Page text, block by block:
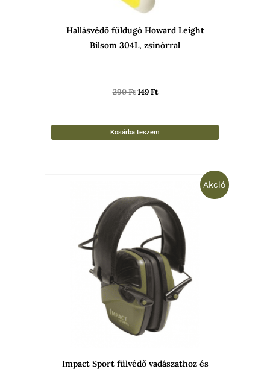
Hallásvédő füldugó Howard Leight
Bilsom 304L, zsinórral
290Ft 149Ft
Kosárba teszem
Akció
Impact Sport fülvédő vadászathoz és
was:
49
990 Ft.
39
900 Ft.